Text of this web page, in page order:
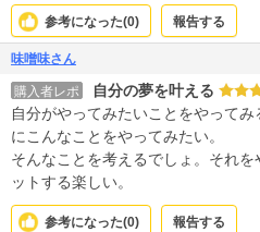
参考になった(0) 報告する
味噌味さん
購入者レポ
自分の夢を叶える
自分がやってみたいことをやって
にこんなことをやってみたい。
そんなことを考えるでしょ。それ
ットする楽しい。
参考になった(0) 報告する